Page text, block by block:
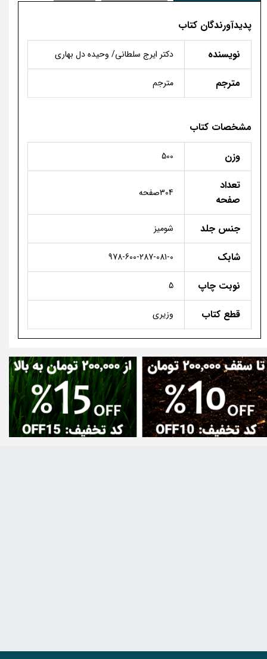
پدیدآورندگان کتاب
نویسنده
دکتر ایرج سلطانی/ وحیده دل بهاری
مترجم مترجم
مشخصات کتاب
وزن
500
تعداد
صفحه
304صفحه
جنس جلد شومیز
شابک 978-600-287-081-0
نوبت چاپ 5
قطع کتاب وزیری